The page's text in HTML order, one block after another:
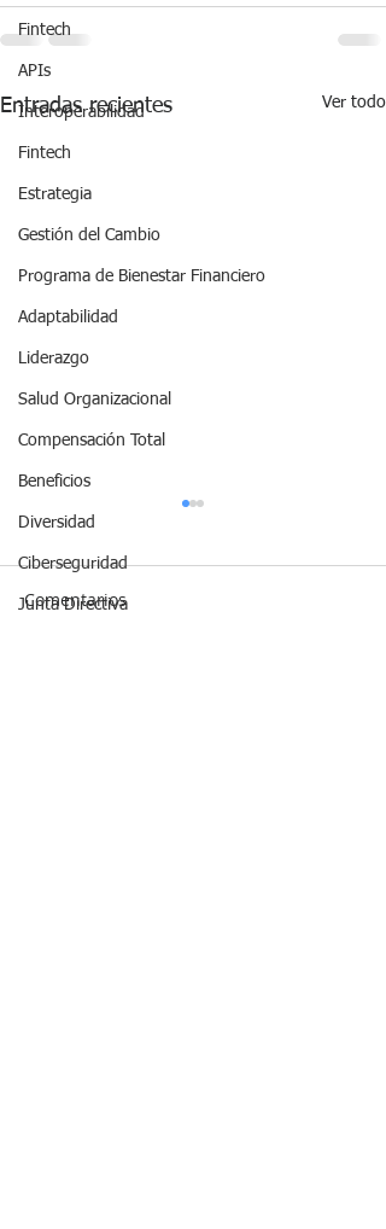
Fintech
APIs
Interoperabilidad
Fintech
Estrategia
Gestión del Cambio
Programa de Bienestar Financiero
Adaptabilidad
Liderazgo
Salud Organizacional
Compensación Total
Beneficios
Diversidad
Ciberseguridad
Junta Directiva
Entradas recientes Ver todo
Comentarios